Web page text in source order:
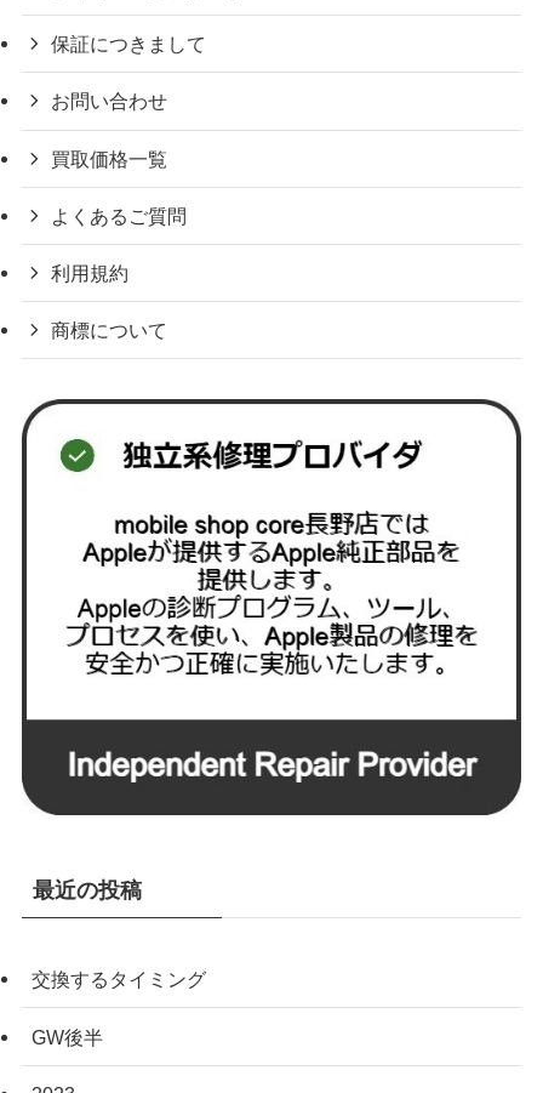
保証につきまして
お問い合わせ
買取価格一覧
よくあるご質問
利用規約
商標について
最近の投稿
交換するタイミング
GW後半